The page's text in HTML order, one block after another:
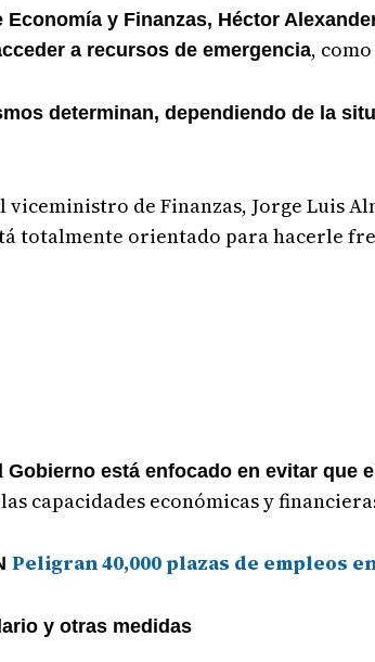
Economía y Finanzas, Héctor
a recursos de emergencia,
determinan, dependiendo de la
viceministro de Finanzas, Jorge Luis
totalmente orientado para hacerle
Gobierno está enfocado en evitar que
capacidades económicas y
Peligran 40,000 plazas de empleos
y otras medidas